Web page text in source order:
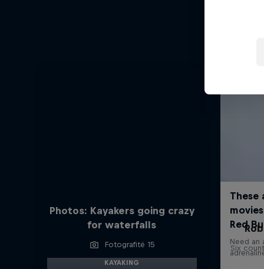
Photos: Kayakers going crazy
for waterfalls
Fotografitë 15
KAYAKING
Six